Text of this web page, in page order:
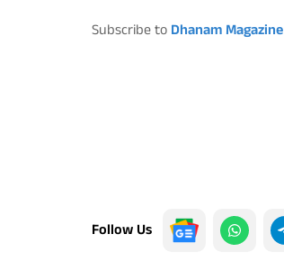
Subscribe to Dhanam Magazine
Follow Us